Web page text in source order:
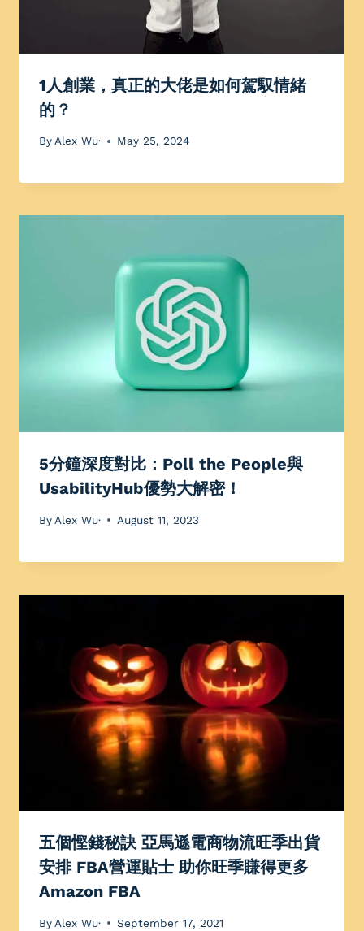
1人創業，真正的大佬是如何駕馭情緒
的？
ByAlex Wu· May 25, 2024
5分鐘深度對比：Poll the People與
UsabilityHub優勢大解密！
By Alex Wu· August 11, 2023
五個慳錢秘訣 亞馬遜電商物流旺季出貨
安排 FBA營運貼士 助你旺季賺得更多
Amazon FBA
By Alex Wu· September 17, 2021